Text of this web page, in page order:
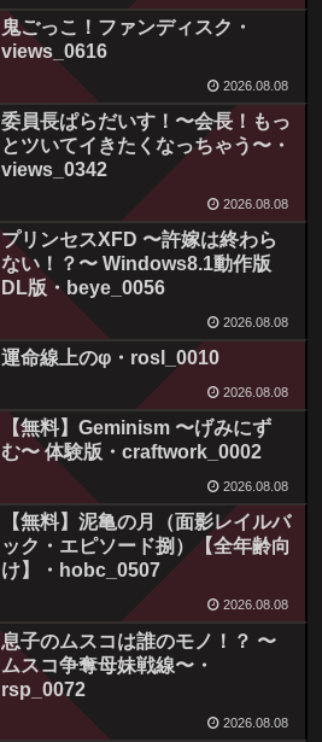
鬼ごっこ！ファンディスク・
views_0616
2026.08.08
委員長ぱらだいす！〜会長！もっ
とツいてイきたくなっちゃう〜・
views_0342
2026.08.08
プリンセスXFD 〜許嫁は終わら
ない！？〜 Windows8.1動作版
DL版・beye_0056
2026.08.08
運命線上のφ・rosl_0010
2026.08.08
【無料】Geminism 〜げみにず
む〜 体験版・craftwork_0002
2026.08.08
【無料】泥亀の月（面影レイルバ
ック・エピソード捌）【全年齢向
け】・hobc_0507
2026.08.08
息子のムスコは誰のモノ！？ 〜
ムスコ争奪母妹戦線〜・
rsp_0072
2026.08.08